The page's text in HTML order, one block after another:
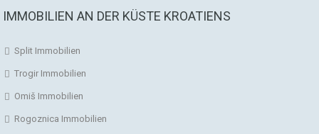
IMMOBILIEN AN DER KÜSTE KROATIENS
Split Immobilien
Trogir Immobilien
Omiš Immobilien
Rogoznica Immobilien